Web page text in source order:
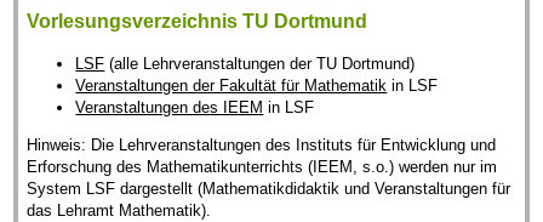
Vorlesungsverzeichnis TU Dortmund
LSF (alle Lehrveranstaltungen der TU Dortmund)
Veranstaltungen der Fakultät für Mathematik in LSF
Veranstaltungen des IEEM in LSF
Hinweis: Die Lehrveranstaltungen des Instituts für Entwicklung und
Erforschung des Mathematikunterrichts (IEEM, s.o.) werden nur im
System LSF dargestellt (Mathematikdidaktik und Veranstaltungen für
das Lehramt Mathematik).